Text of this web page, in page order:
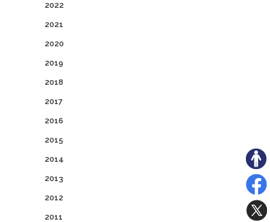
2022
2021
2020
2019
2018
2017
2016
2015
2014
2013
2012
2011